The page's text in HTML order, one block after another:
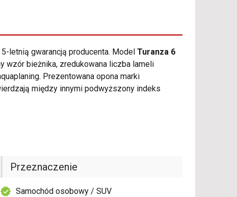
letnią gwarancją producenta. Model Turanza 6
wzór bieżnika, zredukowana liczba lameli
Prezentowana opona marki
między innymi podwyższony indeks
Przeznaczenie
Samochód osobowy / SUV